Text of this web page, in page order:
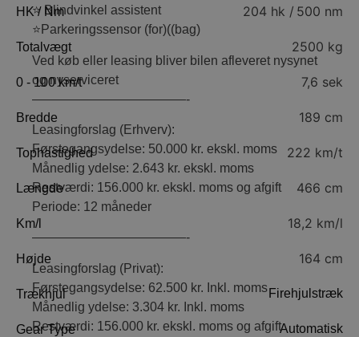
⭐️ Blindvinkel assistent
⭐️Parkeringssensor (for)((bag)
Ved køb eller leasing bliver bilen afleveret nysynet
og nyserviceret
————————————-
Leasingforslag (Erhverv):
Førstegangsydelse: 50.000 kr. ekskl. moms
Månedlig ydelse: 2.643 kr. ekskl. moms
Restværdi: 156.000 kr. ekskl. moms og afgift
Periode: 12 måneder
————————————-
Leasingforslag (Privat):
Førstegangsydelse: 62.500 kr. Inkl. moms
Månedlig ydelse: 3.304 kr. Inkl. moms
Restværdi: 156.000 kr. ekskl. moms og afgift
HK / Nm 204 hk / 500 nm
Totalvægt 2500 kg
0 - 100 km/t 7,6 sek
Bredde 189 cm
Tophastighed 222 km/t
Længde 466 cm
Km/l 18,2 km/l
Højde 164 cm
Trækhjul Firehjulstræk
Gear Type Automatisk